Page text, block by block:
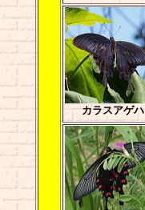
カラスアゲハ